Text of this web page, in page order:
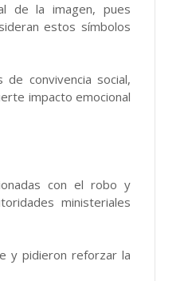
de la imagen, pues
estos símbolos
de convivencia social,
impacto emocional
con el robo y
ministeriales
y pidieron reforzar la